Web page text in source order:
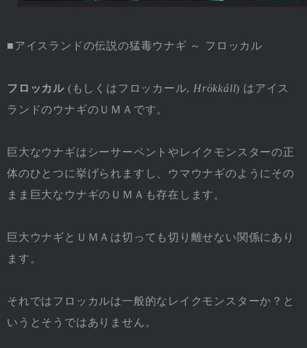
■アイスランドの伝説の猛毒ウナギ ～ フロッカル
フロッカル(もしくはフロッカール, Hrökkáll) はアイス
ランドのウナギのＵＭＡです。
巨大なウナギはシーサーペントやレイクモンスターの正
体のひとつに挙げられますし、ウマウナギのようにその
まま巨大なウナギのＵＭＡも存在します。
巨大ウナギとＵＭＡは切っても切り離せない関係にあり
ます。
それではフロッカルは一般的なレイクモンスターか？と
いうとそうではありません。